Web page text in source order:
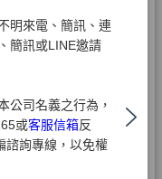
明來電、簡訊、連
簡訊或LINE邀請
公司名義之行為，
或客服信箱反
諮詢專線，以免權